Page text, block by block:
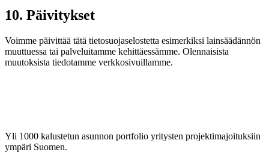
10. Päivitykset
Voimme päivittää tätä tietosuojaselostetta esimerkiksi lainsäädännön
muuttuessa tai palveluitamme kehittäessämme. Olennaisista
muutoksista tiedotamme verkkosivuillamme.
Yli 1000 kalustetun asunnon portfolio yritysten projektimajoituksiin
ympäri Suomen.